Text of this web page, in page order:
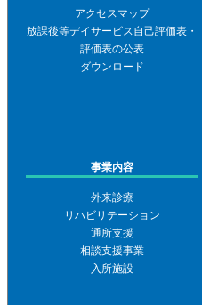
アクセスマップ
放課後等デイサービス自己評価表・
評価表の公表
ダウンロード
事業内容
外来診療
リハビリテーション
通所支援
相談支援事業
入所施設